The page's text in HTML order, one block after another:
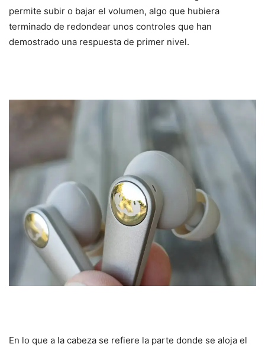
permite subir o bajar el volumen, algo que hubiera
terminado de redondear unos controles que han
demostrado una respuesta de primer nivel.
En lo que a la cabeza se refiere la parte donde se aloja el